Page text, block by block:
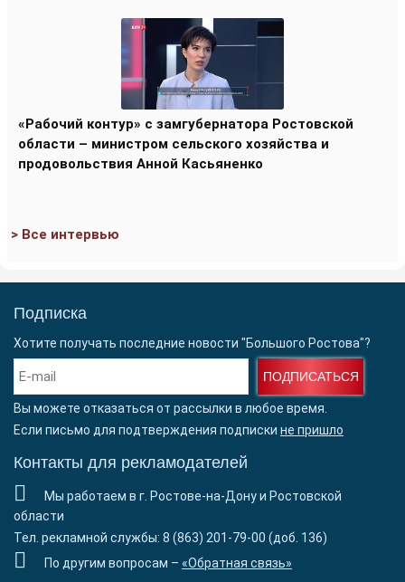
«Рабочий контур» с замгубернатора Ростовской
области – министром сельского хозяйства и
продовольствия Анной Касьяненко
> Все интервью
Подписка
Хотите получать последние новости "Большого Ростова"?
ПОДПИСАТЬСЯ
Вы можете отказаться от рассылки в любое время.
Если письмо для подтверждения подписки не пришло
Контакты для рекламодателей
Мы работаем в г. Ростове-на-Дону и Ростовской
области
Тел. рекламной службы: 8 (863) 201-79-00 (доб. 136)
По другим вопросам – «Обратная связь»